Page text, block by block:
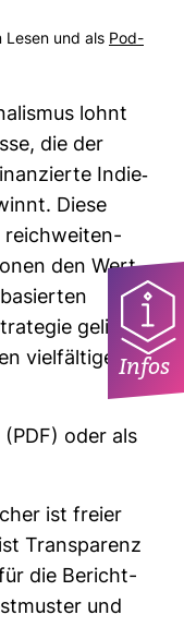
Lesen und als Pod­
lohnt
die der
Indie-​
Diese
reich­wei­ten­
den Wert
gelingen
viel­fäl­tige und
oder als
ist freier
Trans­pa­renz
die Bericht­
und
Infos